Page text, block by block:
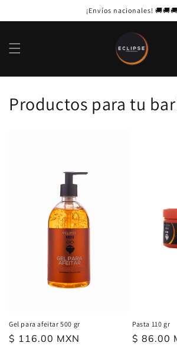
al contenido
¡Envíos nacionales! 🚚🚚🚚
Productos para tu
Gel para afeitar 500 gr
Precio
$ 116.00 MXN
Pasta 110 gr
Precio
$ 86.00